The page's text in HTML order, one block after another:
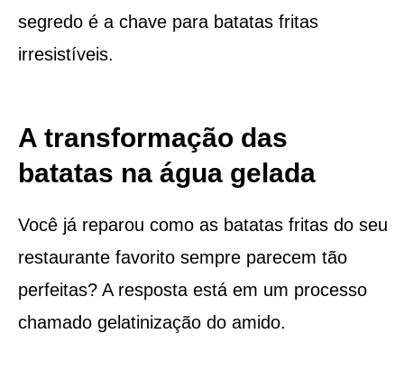
segredo é a chave para batatas fritas
irresistíveis.
A transformação das
batatas na água gelada
Você já reparou como as batatas fritas do seu
restaurante favorito sempre parecem tão
perfeitas? A resposta está em um processo
chamado gelatinização do amido.